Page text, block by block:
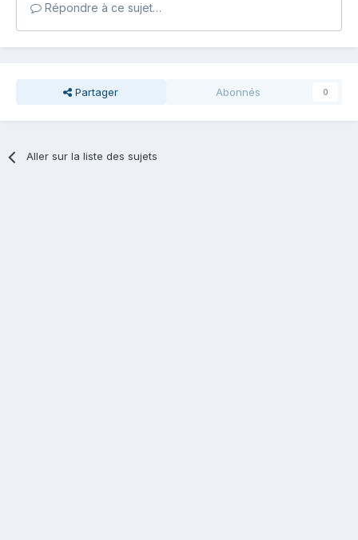
Répondre à ce sujet…
Partager Abonnés 0
Aller sur la liste des sujets